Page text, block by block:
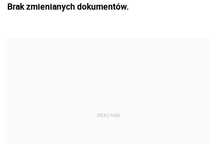
Brak zmienianych dokumentów.